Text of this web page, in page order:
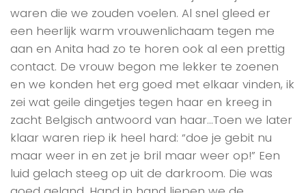
waren die we zouden voelen. Al snel gleed er
een heerlijk warm vrouwenlichaam tegen me
aan en Anita had zo te horen ook al een prettig
contact. De vrouw begon me lekker te zoenen
en we konden het erg goed met elkaar vinden, ik
zei wat geile dingetjes tegen haar en kreeg in
zacht Belgisch antwoord van haar…Toen we later
klaar waren riep ik heel hard: “doe je gebit nu
maar weer in en zet je bril maar weer op!” Een
luid gelach steeg op uit de darkroom. Die was